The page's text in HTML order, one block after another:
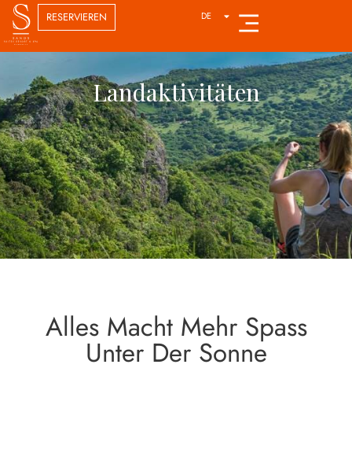
RESERVIEREN DE
FR
Landaktivitäten
Alles Macht Mehr Spass
Unter Der Sonne